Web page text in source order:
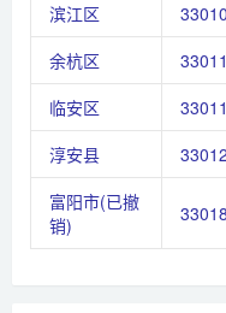
滨江区
余杭区
临安区
淳安县
富阳市(已撤
销)